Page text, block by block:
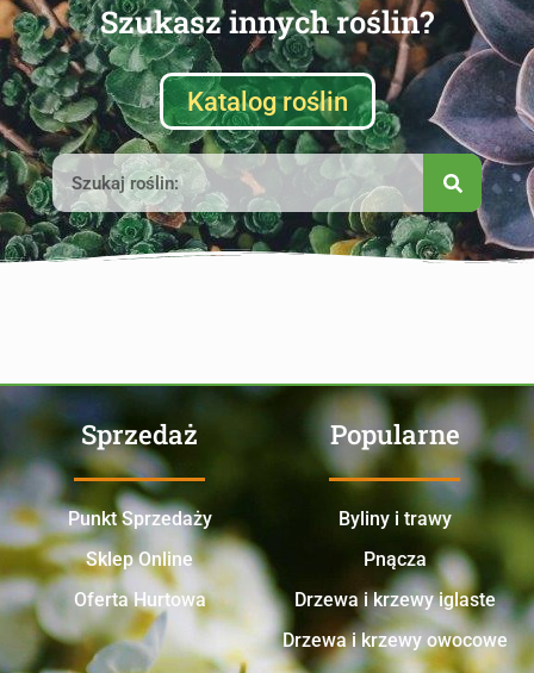
Szukasz innych roślin?
Katalog roślin
Sprzedaż
Punkt Sprzedaży
Sklep Online
Oferta Hurtowa
Popularne
Byliny i trawy
Pnącza
Drzewa i krzewy iglaste
Drzewa i krzewy owocowe